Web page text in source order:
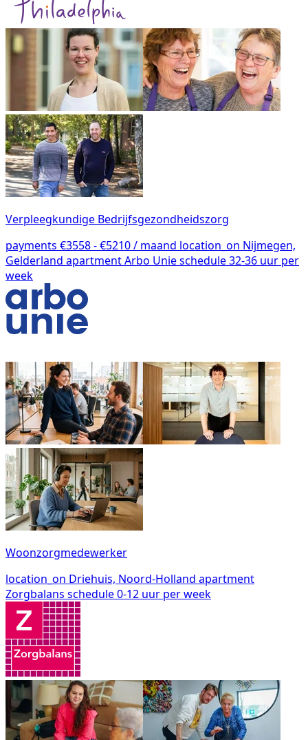
Verpleegkundige Bedrijfsgezondheidszorg
payments €3558 - €5210 / maand location_on Nijmegen,
Gelderland apartmentArbo Unieschedule32-36 uur per
week
Woonzorgmedewerker
location_on Driehuis, Noord-Holland apartment
Zorgbalans schedule0-12 uur per week